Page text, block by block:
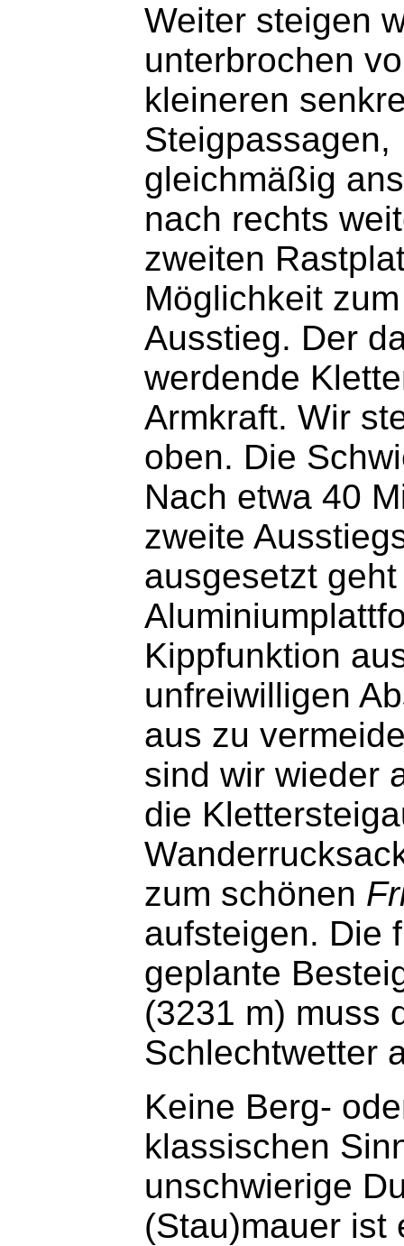
Weiter steigen
unterbrochen
kleineren
Steigpassagen,
gleichmäßig
nach rechts
zweiten
Möglichkeit
Ausstieg. Der
werdende
Armkraft. Wir
oben. Die
Nach etwa 40
zweite
ausgesetzt
Kippfunktion
unfreiwilligen
aus zu
sind wir wieder
die
zum schönen
aufsteigen. Die
geplante
(3231 m) muss
Schlechtwetter
Keine Berg-
klassischen
unschwierige
(Stau)mauer ist